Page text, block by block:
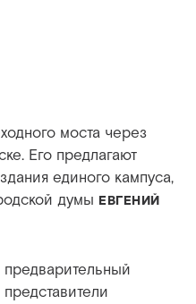
моста через
Его предлагают
единого кампуса,
думы ЕВГЕНИЙ